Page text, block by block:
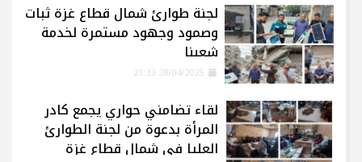
لجنة طوارئ شمال قطاع غزة ثبات
وصمود وجهود مستمرة لخدمة
شعبنا
لقاء تضامني حواري يجمع كادر
المرأة بدعوة من لجنة الطوارئ
العليا في شمال قطاع غزة